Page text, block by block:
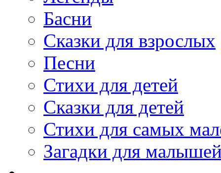
Басни
Сказки для взрослых
Песни
Стихи для детей
Сказки для детей
Стихи для самых
Загадки для